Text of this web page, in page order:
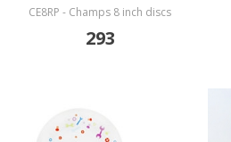
CE8RP - Champs 8 inch discs
293